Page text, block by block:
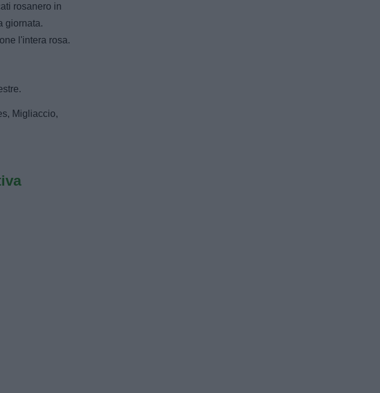
rosanero in
giornata.
l'intera rosa.
Migliaccio,